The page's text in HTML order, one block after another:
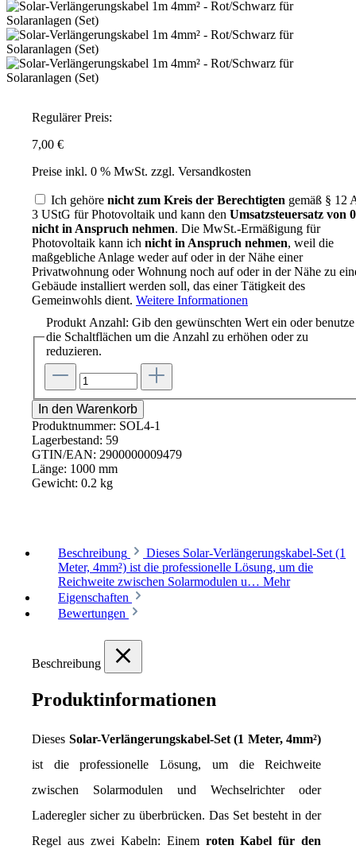
Regulärer Preis:
7,00 €
Preise inkl. 0 % MwSt. zzgl. Versandkosten
Ich gehöre nicht zum Kreis der Berechtigten gemäß § 12
3 UStG für Photovoltaik und kann den Umsatzsteuersatz von
nicht in Anspruch nehmen. Die MwSt.-Ermäßigung für
Photovoltaik kann ich nicht in Anspruch nehmen, weil die
maßgebliche Anlage weder auf oder in der Nähe einer
Privatwohnung oder Wohnung noch auf oder in der Nähe zu
Gebäude installiert werden soll, das einer Tätigkeit des
Gemeinwohls dient. Weitere Informationen
Produkt Anzahl: Gib den gewünschten Wert ein oder benutze
die Schaltflächen um die Anzahl zu erhöhen oder zu
reduzieren.
In den Warenkorb
Produktnummer: SOL4-1
Lagerbestand: 59
GTIN/EAN: 2900000009479
Länge: 1000 mm
Gewicht: 0.2 kg
Beschreibung
Dieses Solar-Verlängerungskabel-Set (1
Meter, 4mm²) ist die professionelle Lösung, um die
Reichweite zwischen Solarmodulen u… Mehr
Eigenschaften
Bewertungen
Beschreibung
Produktinformationen
Dieses Solar-Verlängerungskabel-Set (1 Meter, 4mm²)
ist die professionelle Lösung, um die Reichweite
zwischen Solarmodulen und Wechselrichter oder
Laderegler sicher zu überbrücken. Das Set besteht in der
Regel aus zwei Kabeln: Einem roten Kabel für den